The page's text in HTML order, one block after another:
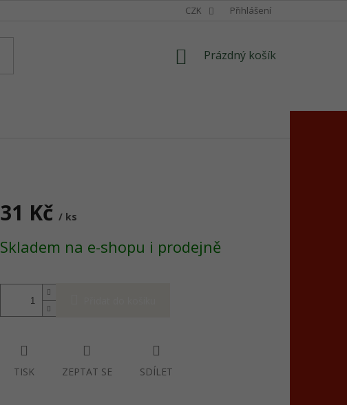
CZK Přihlášení
NÁKUPNÍ
Prázdný košík
31 Kč / ks
cena:
Skladem na e-shopu i prodejně
TISK ZEPTAT SE SDÍLET